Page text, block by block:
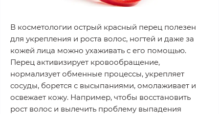
В косметологии острый красный перец полезен
для укрепления и роста волос, ногтей и даже за
кожей лица можно ухаживать с его помощью.
Перец активизирует кровообращение,
нормализует обменные процессы, укрепляет
сосуды, борется с высыпаниями, омолаживает и
освежает кожу. Например, чтобы восстановить
рост волос и вылечить проблему выпадения